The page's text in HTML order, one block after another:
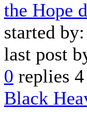
the Hope
started by:
last post
0 replies
Black